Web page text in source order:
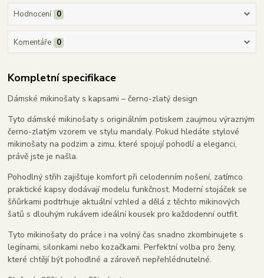
Hodnocení 0
Komentáře 0
Kompletní specifikace
Dámské mikinošaty s kapsami – černo-zlatý design
Tyto dámské mikinošaty s originálním potiskem zaujmou výrazným
černo-zlatým vzorem ve stylu mandaly. Pokud hledáte stylové
mikinošaty na podzim a zimu, které spojují pohodlí a eleganci,
právě jste je našla.
Pohodlný střih zajišťuje komfort při celodenním nošení, zatímco
praktické kapsy dodávají modelu funkčnost. Moderní stojáček se
šňůrkami podtrhuje aktuální vzhled a dělá z těchto mikinových
šatů s dlouhým rukávem ideální kousek pro každodenní outfit.
Tyto mikinošaty do práce i na volný čas snadno zkombinujete s
legínami, silonkami nebo kozačkami. Perfektní volba pro ženy,
které chtějí být pohodlné a zároveň nepřehlédnutelné.